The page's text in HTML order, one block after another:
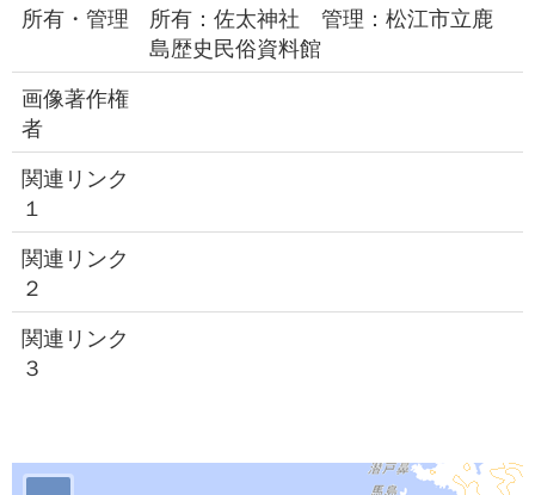
所有・管理
所有：佐太神社 管理：松江市立鹿
島歴史民俗資料館
画像著作権
者
関連リンク
１
関連リンク
２
関連リンク
３